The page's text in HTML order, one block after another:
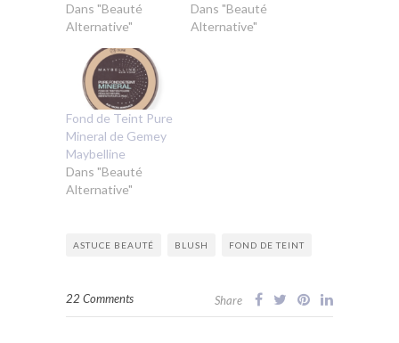
Dans "Beauté
Alternative"
Dans "Beauté
Alternative"
Fond de Teint Pure
Mineral de Gemey
Maybelline
Dans "Beauté
Alternative"
ASTUCE BEAUTÉ BLUSH FOND DE TEINT
22 Comments Share